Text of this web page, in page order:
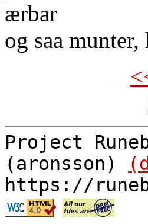
ærbar
og saa
Project
(aronsson)
https://